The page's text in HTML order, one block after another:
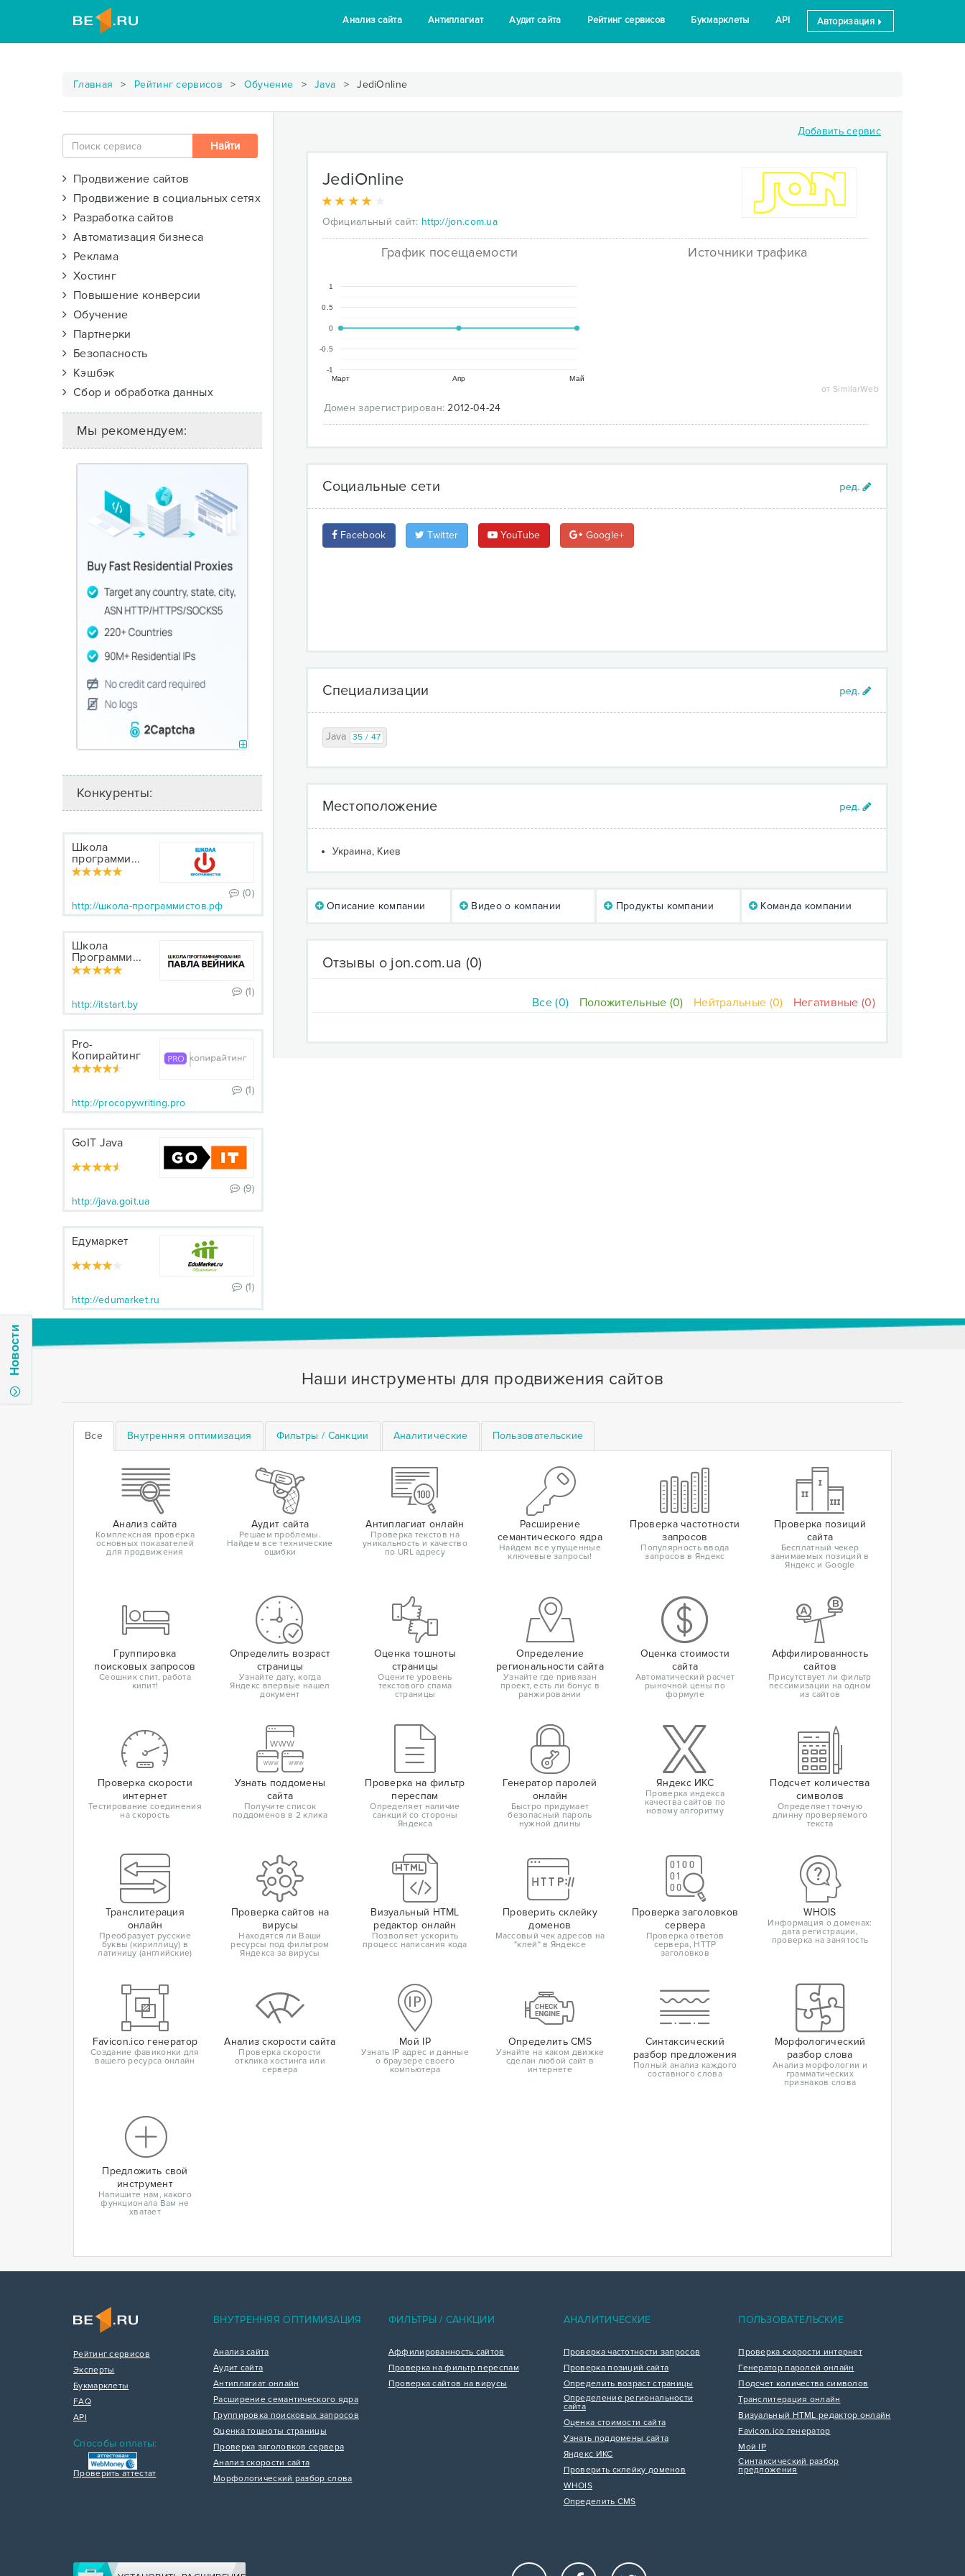
Анализ сайта Антиплагиат Аудит сайта Рейтинг сервисов Букмарклеты API Авторизация
Новости
Главная Рейтинг сервисов Обучение Java JediOnline
Продвижение сайтов
Продвижение в социальных сетях
Разработка сайтов
Автоматизация бизнеса
Реклама
Хостинг
Повышение конверсии
Обучение
Партнерки
Безопасность
Кэшбэк
Сбор и обработка данных
Мы рекомендуем:
Конкуренты:
Школа
программи...
(0)
http://школа-программистов.рф
Школа
Программи...
(1)
http://itstart.by
Pro-
Копирайтинг
(1)
http://procopywriting.pro
GoIT Java
(9)
http://java.goit.ua
Едумаркет
(1)
http://edumarket.ru
Добавить сервис
JediOnline
Официальный сайт: http://jon.com.ua
График посещаемости
Март Апр Май
-1
-0.5
0
0.5
1
Источники трафика
от SimilarWeb
Домен зарегистрирован: 2012-04-24
Социальные сети
Facebook Twitter YouTube Google+
Специализации
Java 35 / 47
Местоположение
Украина, Киев
Описание компании Видео о компании Продукты компании Команда компании
Отзывы о jon.com.ua (0)
Все (0) Положительные (0) Нейтральные (0) Негативные (0)
Наши инструменты для продвижения сайтов
Все Внутренняя оптимизация Фильтры / Санкции Аналитические Пользовательские
Анализ сайта
Комплексная проверка
основных показателей
для продвижения
Аудит сайта
Решаем проблемы.
Найдем все технические
ошибки
Антиплагиат онлайн
Проверка текстов на
уникальность и качество
по URL адресу
Расширение
семантического ядра
Найдем все упущенные
ключевые запросы!
Проверка частотности
запросов
Популярность ввода
запросов в Яндекс
Проверка позиций
сайта
Бесплатный чекер
занимаемых позиций в
Яндекс и Google
Группировка
поисковых запросов
Сеошник спит, работа
кипит!
Определить возраст
страницы
Узнайте дату, когда
Яндекс впервые нашел
документ
Оценка тошноты
страницы
Оцените уровень
текстового спама
страницы
Определение
региональности сайта
Узнайте где привязан
проект, есть ли бонус в
ранжировании
Оценка стоимости
сайта
Автоматический расчет
рыночной цены по
формуле
Аффилированность
сайтов
Присутствует ли фильтр
пессимизации на одном
из сайтов
Проверка скорости
интернет
Тестирование соединения
на скорость
Узнать поддомены
сайта
Получите список
поддоменов в 2 клика
Проверка на фильтр
переспам
Определяет наличие
санкций со стороны
Яндекса
Генератор паролей
онлайн
Быстро придумает
безопасный пароль
нужной длины
Яндекс ИКС
Проверка индекса
качества сайтов по
новому алгоритму
Подсчет количества
символов
Определяет точную
длинну проверяемого
текста
Транслитерация
онлайн
Преобразует русские
буквы (кириллицу) в
латиницу (английские)
Проверка сайтов на
вирусы
Находятся ли Ваши
ресурсы под фильтром
Яндекса за вирусы
Визуальный HTML
редактор онлайн
Позволяет ускорить
процесс написания кода
Проверить склейку
доменов
Массовый чек адресов на
"клей" в Яндексе
Проверка заголовков
сервера
Проверка ответов
сервера, HTTP
заголовков
WHOIS
Информация о доменах:
дата регистрации,
проверка на занятость
Favicon.ico генератор
Создание фавиконки для
вашего ресурса онлайн
Анализ скорости сайта
Проверка скорости
отклика хостинга или
сервера
Мой IP
Узнать IP адрес и данные
о браузере своего
компьютера
Определить CMS
Узнайте на каком движке
сделан любой сайт в
интернете
Синтаксический
разбор предложения
Полный анализ каждого
составного слова
Морфологический
разбор слова
Анализ морфологии и
грамматических
признаков слова
Предложить свой
инструмент
Напишите нам, какого
функционала Вам не
хватает
Рейтинг сервисов
Эксперты
Букмарклеты
FAQ
API
Способы оплаты:
Проверить аттестат
ВНУТРЕННЯЯ ОПТИМИЗАЦИЯ
Анализ сайта
Аудит сайта
Антиплагиат онлайн
Расширение семантического ядра
Группировка поисковых запросов
Оценка тошноты страницы
Проверка заголовков сервера
Анализ скорости сайта
Морфологический разбор слова
ФИЛЬТРЫ / САНКЦИИ
Аффилированность сайтов
Проверка на фильтр переспам
Проверка сайтов на вирусы
АНАЛИТИЧЕСКИЕ
Проверка частотности запросов
Проверка позиций сайта
Определить возраст страницы
Определение региональности
сайта
Оценка стоимости сайта
Узнать поддомены сайта
Яндекс ИКС
Проверить склейку доменов
WHOIS
Определить CMS
ПОЛЬЗОВАТЕЛЬСКИЕ
Проверка скорости интернет
Генератор паролей онлайн
Подсчет количества символов
Транслитерация онлайн
Визуальный HTML редактор онлайн
Favicon.ico генератор
Мой IP
Синтаксический разбор
предложения